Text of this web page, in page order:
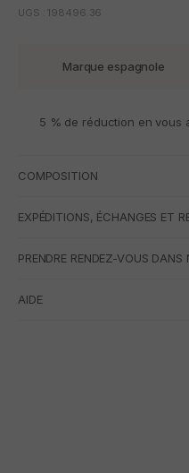
UGS : 198496.36
Marque espagnole
5 % de réduction en vous
COMPOSITION
EXPÉDITIONS, ÉCHANGES ET
PRENDRE RENDEZ-VOUS
AIDE